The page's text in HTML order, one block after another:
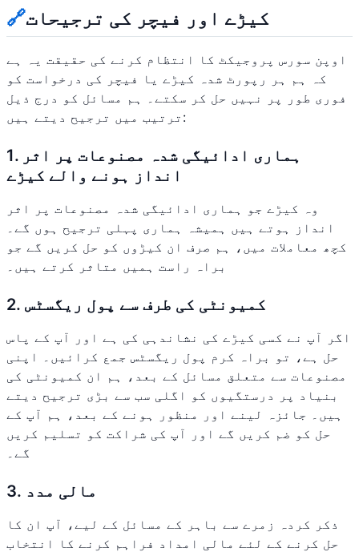
🔗کیڑے اور فیچر کی ترجیحات
اوپن سورس پروجیکٹ کا انتظام کرنے کی حقیقت یہ ہے
کہ ہم ہر رپورٹ شدہ کیڑے یا فیچر کی درخواست کو
فوری طور پر نہیں حل کر سکتے۔ ہم مسائل کو درج ذیل
ترتیب میں ترجیح دیتے ہیں:
1. ہماری ادائیگی شدہ مصنوعات پر اثر
انداز ہونے والے کیڑے
وہ کیڑے جو ہماری ادائیگی شدہ مصنوعات پر اثر
انداز ہوتے ہیں ہمیشہ ہماری پہلی ترجیح ہوں گے۔
کچھ معاملات میں، ہم صرف ان کیڑوں کو حل کریں گے جو
براہ راست ہمیں متاثر کرتے ہیں۔
2. کمیونٹی کی طرف سے پول ریگسٹس
اگر آپ نے کسی کیڑے کی نشاندہی کی ہے اور آپ کے پاس
حل ہے، تو براہ کرم پول ریگسٹس جمع کرائیں۔ اپنی
مصنوعات سے متعلق مسائل کے بعد، ہم ان کمیونٹی کی
بنیاد پر درستگیوں کو اگلی سب سے بڑی ترجیح دیتے
ہیں۔ جائزہ لینے اور منظور ہونے کے بعد، ہم آپ کے
حل کو ضم کریں گے اور آپ کی شراکت کو تسلیم کریں
گے۔
3. مالی مدد
ذکر کردہ زمرے سے باہر کے مسائل کے لیے، آپ ان کا
حل کرنے کے لئے مالی امداد فراہم کرنے کا انتخاب